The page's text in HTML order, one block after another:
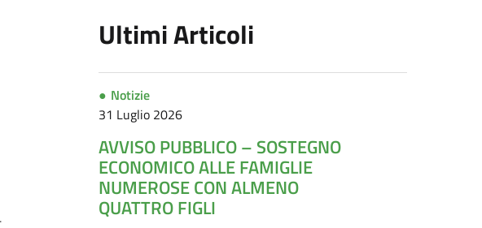
Ultimi Articoli
Notizie
31 Luglio 2026
AVVISO PUBBLICO – SOSTEGNO
ECONOMICO ALLE FAMIGLIE
NUMEROSE CON ALMENO
QUATTRO FIGLI